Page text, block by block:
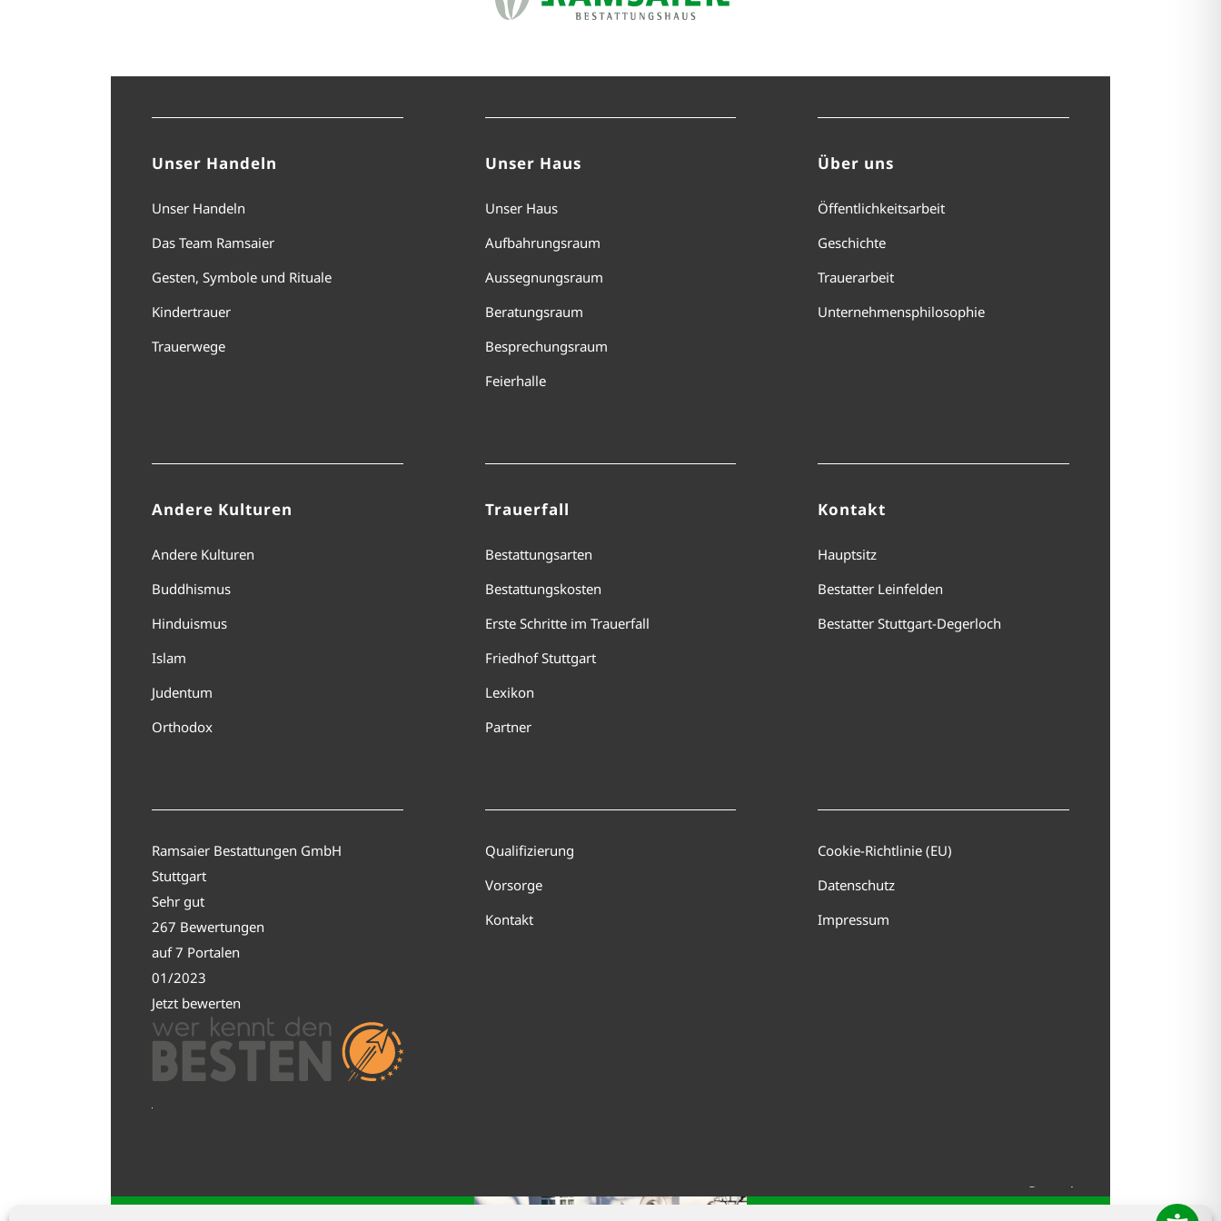
Unser Handeln
Unser Handeln
Das Team Ramsaier
Gesten, Symbole und Rituale
Kindertrauer
Trauerwege
Andere Kulturen
Andere Kulturen
Buddhismus
Hinduismus
Islam
Judentum
Orthodox
Ramsaier Bestattungen GmbH
Stuttgart
Sehr gut
267 Bewertungen
auf 7 Portalen
01/2023
Jetzt bewerten
Ramsaier
Unser Haus
Unser Haus
Aufbahrungsraum
Aussegnungsraum
Beratungsraum
Besprechungsraum
Feierhalle
Trauerfall
Bestattungsarten
Bestattungskosten
Erste Schritte im Trauerfall
Friedhof Stuttgart
Lexikon
Partner
Qualifizierung
Vorsorge
Kontakt
Über uns
Öffentlichkeitsarbeit
Geschichte
Trauerarbeit
Unternehmensphilosophie
Kontakt
Hauptsitz
Bestatter Leinfelden
Bestatter Stuttgart-Degerloch
Cookie-Richtlinie (EU)
Datenschutz
Impressum